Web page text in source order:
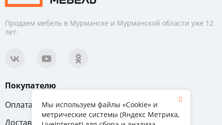
Продаем мебель в Мурманске и Мурманской области уже 12
лет.
Покупателю
Оплата
Вопрос-ответ
Доставка
Обмен и возврат
Мы используем файлы «Cookie» и
метрические системы (Яндекс Метрика,